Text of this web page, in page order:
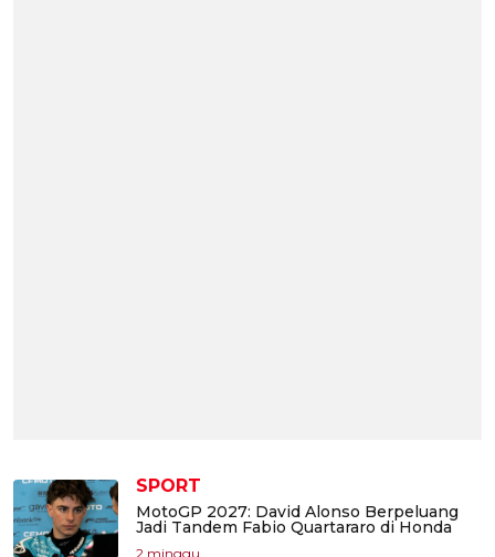
SPORT
MotoGP 2027: David Alonso Berpeluang
Jadi Tandem Fabio Quartararo di Honda
2 minggu